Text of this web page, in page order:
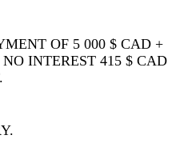
OF 5 000 $ CAD +
INTEREST 415 $ CAD